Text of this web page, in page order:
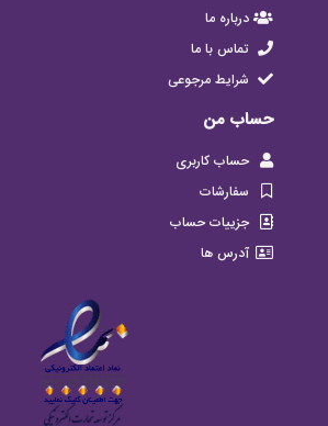
درباره ما
تماس با ما
شرایط مرجوعی
حساب من
حساب کاربری
سفارشات
جزییات حساب
آدرس ها